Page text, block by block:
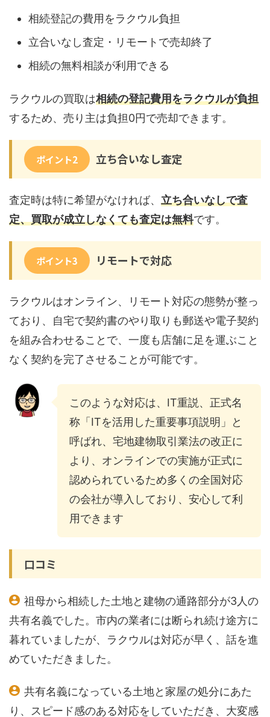
相続登記の費用をラクウル負担
立合いなし査定・リモートで売却終了
相続の無料相談が利用できる
ラクウルの買取は相続の登記費用をラクウルが負担
するため、売り主は負担0円で売却できます。
ポイント2 立ち合いなし査定
査定時は特に希望がなければ、 立ち合いなしで査
定、買取が成立しなくても査定は無料です。
ポイント3 リモートで対応
ラクウルはオンライン、リモート対応の態勢が整っ
ており、自宅で契約書のやり取りも郵送や電子契約
を組み合わせることで、一度も店舗に足を運ぶこと
なく契約を完了させることが可能です。
このような対応は、IT重説、正式名
称「ITを活用した重要事項説明」と
呼ばれ、宅地建物取引業法の改正に
より、オンラインでの実施が正式に
認められているため多くの全国対応
の会社が導入しており、安心して利
用できます
口コミ
祖母から相続した土地と建物の通路部分が3人の
共有名義でした。市内の業者には断られ続け途方に
暮れていましたが、ラクウルは対応が早く、話を進
めていただきました。
共有名義になっている土地と家屋の処分にあた
り、スピード感のある対応をしていただき、大変感